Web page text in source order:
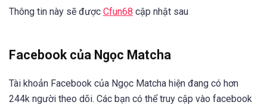
Thông tin này sẽ được Cfun68 cập nhật sau
Facebook của Ngọc Matcha
Tài khoản Facebook của Ngọc Matcha hiện đang có hơn
244k người theo dõi. Các bạn có thể truy cập vào facebook